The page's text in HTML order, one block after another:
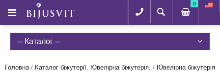
0
-- Каталог --
Головна/ Каталог біжутерії. Ювелірна біжутерія. / Ювелірна біжутерія